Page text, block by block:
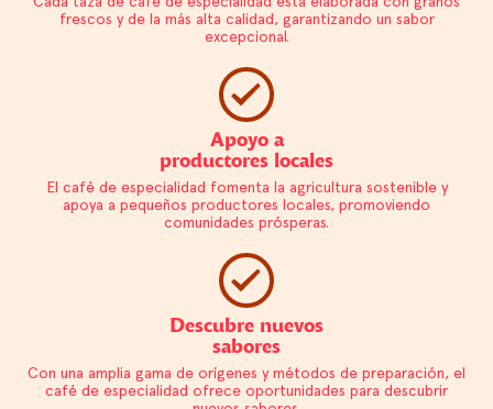
frescos y de la más alta calidad, garantizando un sabor
excepcional.
Apoyo a
productores locales
El café de especialidad fomenta la agricultura sostenible y
apoya a pequeños productores locales, promoviendo
comunidades prósperas.
Descubre nuevos
sabores
Con una amplia gama de orígenes y métodos de preparación, el
café de especialidad ofrece oportunidades para descubrir